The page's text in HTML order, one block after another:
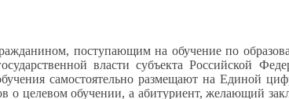
поступающимна обучениепо
власти субъекта Российской
самостоятельно размещают на Единой
о целевомобучении, а абитуриент, желающий